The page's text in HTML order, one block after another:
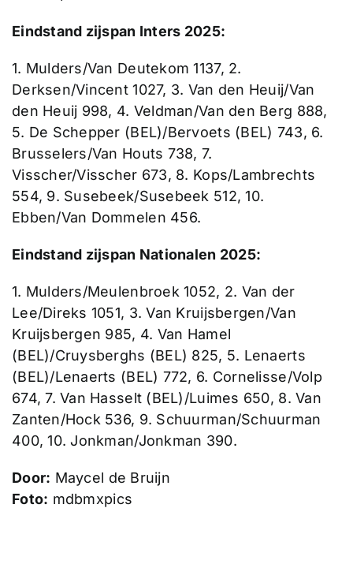
Eindstand zijspan Inters 2025:
1. Mulders/Van Deutekom 1137, 2.
Derksen/Vincent 1027, 3. Van den Heuij/Van
den Heuij 998, 4. Veldman/Van den Berg 888,
5. De Schepper (BEL)/Bervoets (BEL) 743, 6.
Brusselers/Van Houts 738, 7.
Visscher/Visscher 673, 8. Kops/Lambrechts
554, 9. Susebeek/Susebeek 512, 10.
Ebben/Van Dommelen 456.
Eindstand zijspan Nationalen 2025:
1. Mulders/Meulenbroek 1052, 2. Van der
Lee/Direks 1051, 3. Van Kruijsbergen/Van
Kruijsbergen 985, 4. Van Hamel
(BEL)/Cruysberghs (BEL) 825, 5. Lenaerts
(BEL)/Lenaerts (BEL) 772, 6. Cornelisse/Volp
674, 7. Van Hasselt (BEL)/Luimes 650, 8. Van
Zanten/Hock 536, 9. Schuurman/Schuurman
400, 10. Jonkman/Jonkman 390.
Door: Maycel de Bruijn
Foto: mdbmxpics